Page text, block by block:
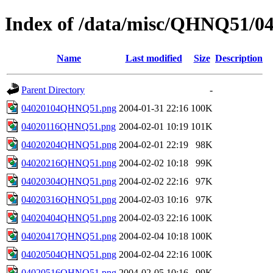
Index of /data/misc/QHNQ51/
Name Last modified Size Description
Parent Directory
-
04020104QHNQ51.png 2004-01-31 22:16 100K
04020116QHNQ51.png 2004-02-01 10:19 101K
04020204QHNQ51.png 2004-02-01 22:19
98K
04020216QHNQ51.png 2004-02-02 10:18
99K
04020304QHNQ51.png 2004-02-02 22:16
97K
04020316QHNQ51.png 2004-02-03 10:16
97K
04020404QHNQ51.png 2004-02-03 22:16 100K
04020417QHNQ51.png 2004-02-04 10:18 100K
04020504QHNQ51.png 2004-02-04 22:16 100K